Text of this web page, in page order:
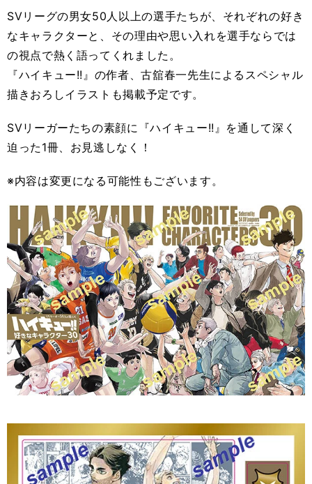
SVリーグの男女50人以上の選手たちが、それぞれの好き
なキャラクターと、その理由や思い入れを選手ならでは
の視点で熱く語ってくれました。
『ハイキュー!!』の作者、古舘春一先生によるスペシャル
描きおろしイラストも掲載予定です。
SVリーガーたちの素顔に『ハイキュー!!』を通して深く
迫った1冊、お見逃しなく！
※内容は変更になる可能性もございます。